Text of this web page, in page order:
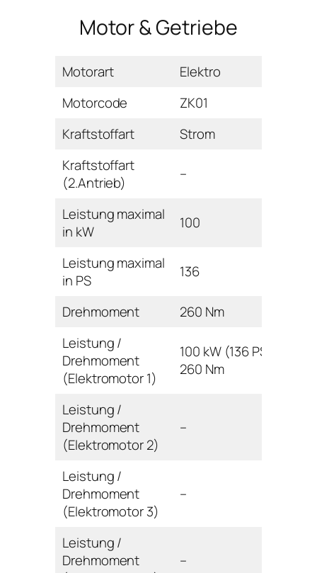
Motor & Getriebe
Motorart
Elektro
Motorcode
ZK01
Kraftstoffart
Strom
Kraftstoffart
(2.Antrieb)
–
Leistung maximal
in kW
100
Leistung maximal
in PS
136
Drehmoment
260 Nm
Leistung /
Drehmoment
(Elektromotor 1)
100 kW (136 PS) /
260 Nm
Leistung /
Drehmoment
(Elektromotor 2)
–
Leistung /
Drehmoment
(Elektromotor 3)
–
Leistung /
Drehmoment
–